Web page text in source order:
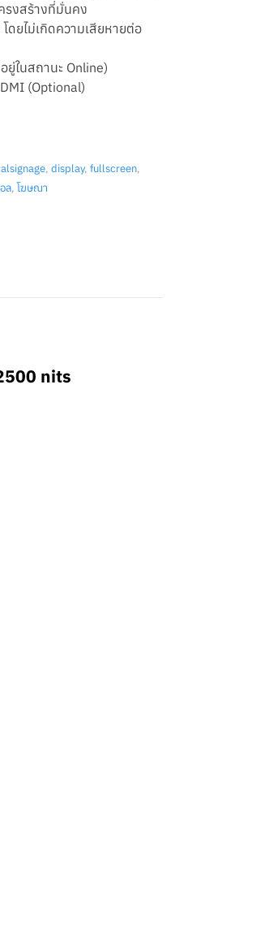
รงสร้างที่มั่นคง
ดยไม่เกิดความเสียหายต่อ
ยู่ในสถานะ Online)
(Optional)
, display, fullscreen,
ล, โฆษณา
nits